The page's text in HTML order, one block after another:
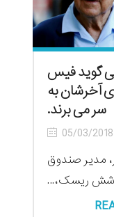
گوید فیس
آخرشان به
سر می برند.
05/03/2018
مدیر صندوق
ریسک،...